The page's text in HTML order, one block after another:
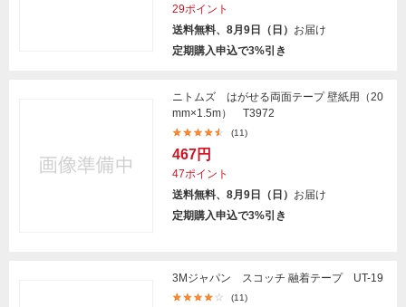
29ポイント
送料無料、8月9日（日） お届け
定期購入申込で3%引き
ニトムズ はがせる両面テープ 壁紙用（20
mm×1.5m） T3972
(11)
467円
47ポイント
送料無料、8月9日（日） お届け
定期購入申込で3%引き
3Mジャパン スコッチ 融着テープ UT-19
(11)